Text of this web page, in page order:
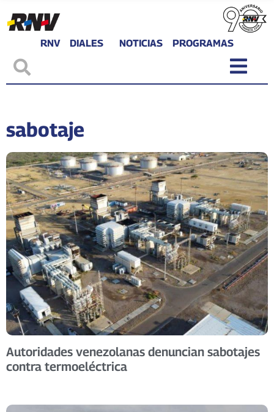
RNV DIALES NOTICIAS PROGRAMAS
sabotaje
Autoridades venezolanas denuncian sabotajes
contra termoeléctrica